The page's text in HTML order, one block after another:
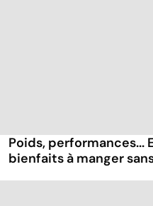
Poids,
bienfaits à manger